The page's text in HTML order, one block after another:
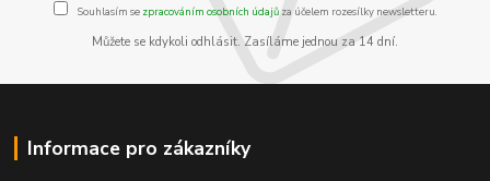
Souhlasím se zpracováním osobních údajůza účelem rozesílky newsletteru.
Můžete se kdykoli odhlásit. Zasíláme jednou za 14 dní.
Informace pro zákazníky